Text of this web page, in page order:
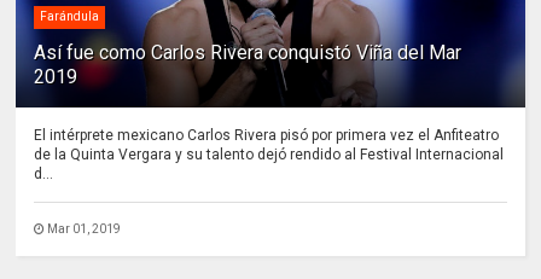
Farándula
Así fue como Carlos Rivera conquistó Viña del Mar
2019
El intérprete mexicano Carlos Rivera pisó por primera vez el Anfiteatro
de la Quinta Vergara y su talento dejó rendido al Festival Internacional
d...
Mar 01, 2019